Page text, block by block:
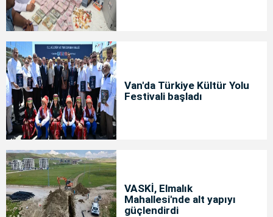
Van'da Türkiye Kültür Yolu
Festivali başladı
VASKİ, Elmalık
Mahallesi'nde alt yapıyı
güçlendirdi